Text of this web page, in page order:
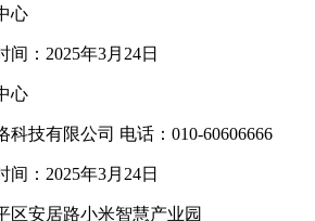
心
间：2025年3月24日
心
技有限公司 电话：010-60606666
间：2025年3月24日
区安居路小米智慧产业园